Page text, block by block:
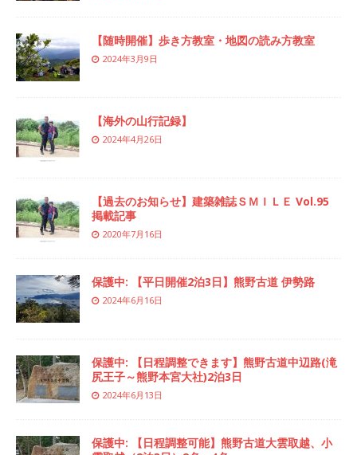
【随時開催】歩き方教室・地図の読み方教室
2024年3月9日
【海外の山行記録】
2024年4月26日
【過去のお知らせ】建築雑誌ＳＭＩＬＥ Vol.95
掲載記事
2020年7月16日
保護中: 【平日開催2泊3日】熊野古道 伊勢路
2024年6月16日
保護中: 【日程調整できます】熊野古道中辺路(滝
尻王子～熊野本宮大社)2泊3日
2024年6月13日
保護中: 【日程調整可能】熊野古道大雲取越、小